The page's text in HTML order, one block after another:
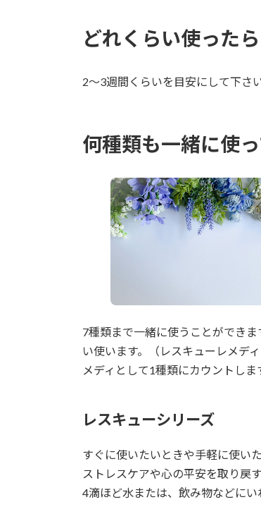
どれくらい使った
2～3週間くらいを目安にして下さ
何種類も一緒に使
7種類まで一緒に使うことができ
い使います。（レスキューレメデ
メディとして1種類にカウントしま
レスキューシリーズ
すぐに使いたいときや手軽に使い
ストレスケアや心の平安を取り戻
4滴ほど水または、飲み物などにい